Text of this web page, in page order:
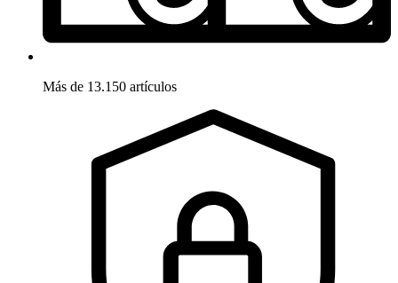
Más de 13.150 artículos